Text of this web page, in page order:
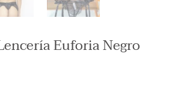
Euforia Negro